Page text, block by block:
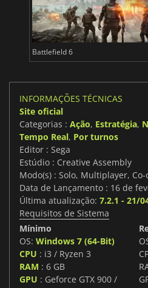
Battlefield 6
INFORMAÇÕES TÉCNICAS
Site oficial
Categorias : Ação, Estratégia,
Tempo Real, Por turnos
Editor : Sega
Estúdio : Creative Assembly
Modo(s) : Solo, Multiplayer, Co-
Data de Lançamento : 16 de
Última atualização: 7.2.1 - 21/
Requisitos de Sistema
Mínimo
OS: Windows 7 (64-Bit)
CPU : i3 / Ryzen 3
RAM : 6 GB
GPU : Geforce GTX 900 /